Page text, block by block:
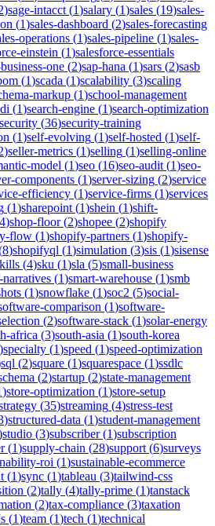
)sage-intacct (1)salary (1)sales (19)sales-
(1)sales-dashboard (2)sales-forecasting
operations (1)sales-pipeline (1)sales-
einstein (1)salesforce-essentials
one (2)sap-hana (1)sars (2)sasb
(1)scada (1)scalability (3)scaling
markup (1)school-management
(1)search-engine (1)search-optimization
security (36)security-training
(1)self-evolving (1)self-hosted (1)self-
)seller-metrics (1)selling (1)selling-online
model (1)seo (16)seo-audit (1)seo-
components (1)server-sizing (2)service
efficiency (1)service-firms (1)services
(1)sharepoint (1)shein (1)shift-
4)shop-floor(2)shopee (2)shopify
flow (1)shopify-partners (1)shopify-
8)shopifyql (1)simulation (3)sis (1)sisense
(4)sku (1)sla (5)small-business
narratives (1)smart-warehouse (1)smb
(1)snowflake (1)soc2 (5)social-
comparison (1)software-
(2)software-stack (1)solar-energy
africa (3)south-asia (1)south-korea
)specialty (1)speed (1)speed-optimization
sql (2)square (1)squarespace (1)ssdlc
(2)startup (2)state-management
)store-optimization (1)store-setup
(35)streaming (4)stress-test
)structured-data (1)student-management
studio (3)subscriber(1)subscription
(1)supply-chain (28)support (6)surveys
roi (1)sustainable-ecommerce
(1)sync (1)tableau (3)tailwind-css
(2)tally (4)tally-prime (1)tanstack
(2)tax-compliance (3)taxation
(1)team (1)tech (1)technical